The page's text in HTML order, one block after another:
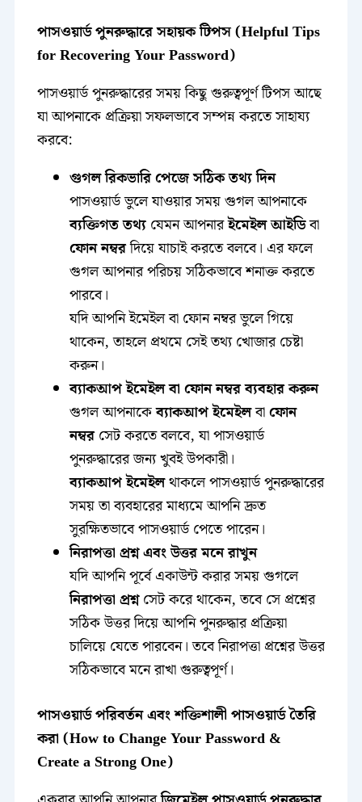
পাসওয়ার্ড পুনরুদ্ধারে সহায়ক টিপস (Helpful Tips
for Recovering Your Password)
পাসওয়ার্ড পুনরুদ্ধারের সময় কিছু গুরুত্বপূর্ণ টিপস আছে
যা আপনাকে প্রক্রিয়া সফলভাবে সম্পন্ন করতে সাহায্য
করবে:
গুগল রিকভারি পেজে সঠিক তথ্য দিন
পাসওয়ার্ড ভুলে যাওয়ার সময় গুগল আপনাকে
ব্যক্তিগত তথ্যযেমন আপনারইমেইল আইডিবা
ফোন নম্বরদিয়ে যাচাই করতে বলবে। এর ফলে
গুগল আপনার পরিচয় সঠিকভাবে শনাক্ত করতে
পারবে।
যদি আপনি ইমেইল বা ফোন নম্বর ভুলে গিয়ে
থাকেন, তাহলে প্রথমে সেই তথ্য খোজার চেষ্টা
করুন।
ব্যাকআপ ইমেইল বা ফোন নম্বর ব্যবহার করুন
গুগল আপনাকেব্যাকআপ ইমেইলবাফোন
নম্বরসেট করতে বলবে, যা পাসওয়ার্ড
পুনরুদ্ধারের জন্য খুবই উপকারী।
ব্যাকআপ ইমেইলথাকলে পাসওয়ার্ড পুনরুদ্ধারের
সময় তা ব্যবহারের মাধ্যমে আপনি দ্রুত
সুরক্ষিতভাবে পাসওয়ার্ড পেতে পারেন।
নিরাপত্তা প্রশ্ন এবং উত্তর মনে রাখুন
যদি আপনি পূর্বে একাউন্ট করার সময় গুগলে
নিরাপত্তা প্রশ্নসেট করে থাকেন, তবে সে প্রশ্নের
সঠিক উত্তর দিয়ে আপনি পুনরুদ্ধার প্রক্রিয়া
চালিয়ে যেতে পারবেন। তবে নিরাপত্তা প্রশ্নের উত্তর
সঠিকভাবে মনে রাখা গুরুত্বপূর্ণ।
পাসওয়ার্ড পরিবর্তন এবং শক্তিশালী পাসওয়ার্ড তৈরি
করা (How to Change Your Password &
Create a Strong One)